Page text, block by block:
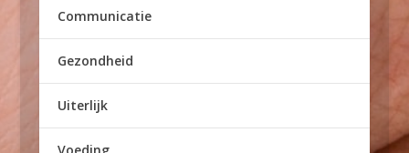
Communicatie
Gezondheid
Uiterlijk